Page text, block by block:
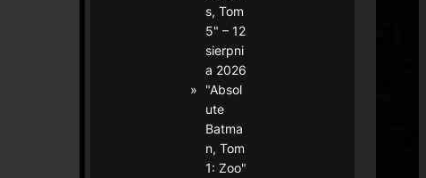
s, Tom
5" – 12
sierpni
a 2026
"Absol
ute
Batma
n, Tom
1: Zoo"